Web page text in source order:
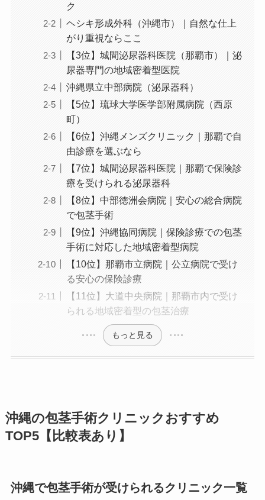
ク
ヘシキ形成外科（沖縄市）｜自然な仕上
がり重視ならここ
【3位】城間泌尿器科医院（那覇市）｜泌
尿器専門の地域密着型医院
沖縄県立中部病院（泌尿器科）
【5位】琉球大学医学部附属病院（西原
町）
【6位】沖縄メンズクリニック｜那覇で自
由診療を選ぶなら
【7位】城間泌尿器科医院｜那覇で保険診
療を受けられる泌尿器科
【8位】中部徳洲会病院｜安心の総合病院
で包茎手術
【9位】沖縄協同病院｜保険診療での包茎
手術に対応した地域密着型病院
【10位】那覇市立病院｜公立病院で受け
る安心の保険診療
【11位】大道中央病院｜那覇市内で受け
られる地域密着型の包茎治療
もっと見る
沖縄の包茎手術クリニックおすすめ
TOP5【比較表あり】
沖縄で包茎手術が受けられるクリニック一覧